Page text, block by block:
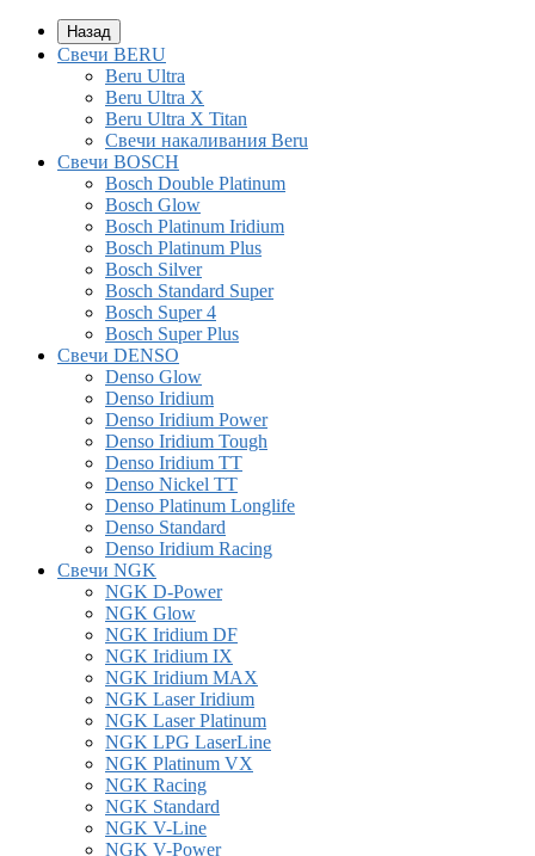
Назад
Свечи BERU
Beru Ultra
Beru Ultra X
Beru Ultra X Titan
Свечи накаливания Beru
Свечи BOSCH
Bosch Double Platinum
Bosch Glow
Bosch Platinum Iridium
Bosch Platinum Plus
Bosch Silver
Bosch Standard Super
Bosch Super 4
Bosch Super Plus
Свечи DENSO
Denso Glow
Denso Iridium
Denso Iridium Power
Denso Iridium Tough
Denso Iridium TT
Denso Nickel TT
Denso Platinum Longlife
Denso Standard
Denso Iridium Racing
Свечи NGK
NGK D-Power
NGK Glow
NGK Iridium DF
NGK Iridium IX
NGK Iridium MAX
NGK Laser Iridium
NGK Laser Platinum
NGK LPG LaserLine
NGK Platinum VX
NGK Racing
NGK Standard
NGK V-Line
NGK V-Power